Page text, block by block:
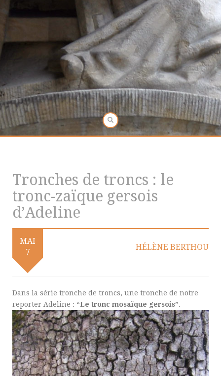
Tronches de troncs : le
tronc-zaïque gersois
d’Adeline
MAI
7
HÉLÈNE BERTHOU
Dans la série tronche de troncs, une tronche de notre
reporter Adeline : “Le tronc mosaïque gersois”.